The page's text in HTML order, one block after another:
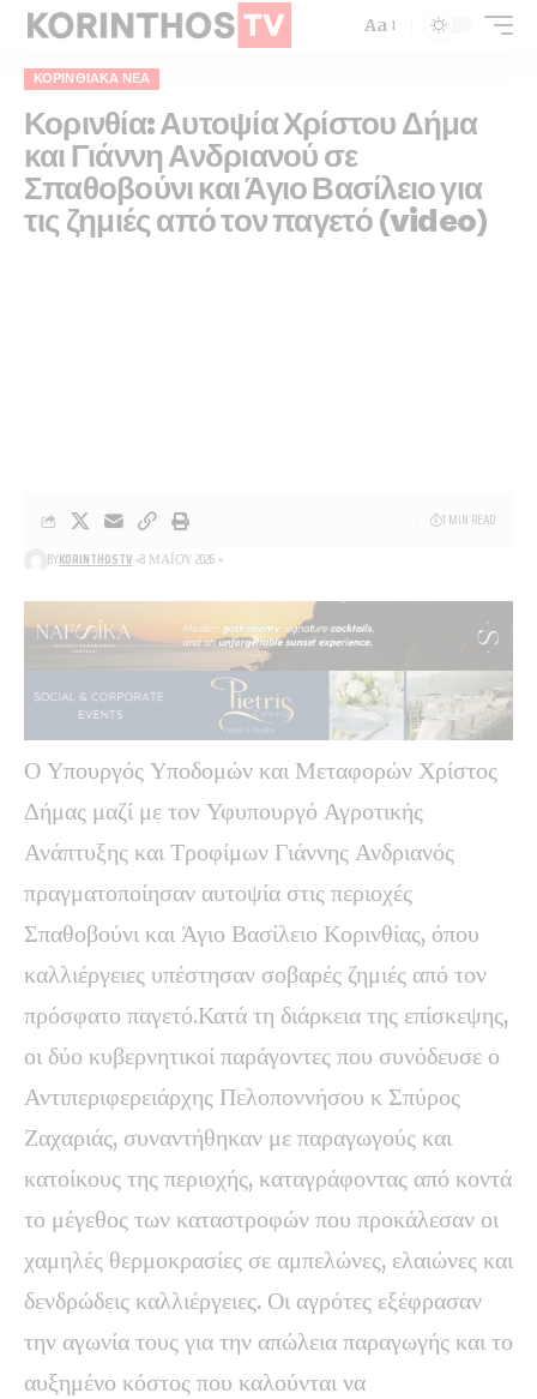
Aa
ΚΟΡΙΝΘΙΑΚΆ ΝΈΑ
Κορινθία: Αυτοψία Χρίστου Δήμα
και Γιάννη Ανδριανού σε
Σπαθοβούνι και Άγιο Βασίλειο για
τις ζημιές από τον παγετό (video)
BYKORINTHOSTV 8 ΜΑΪ́ΟΥ 2026
1 MIN READ
Ο Υπουργός Υποδομών και Μεταφορών Χρίστος
Δήμας μαζί με τον Υφυπουργό Αγροτικής
Ανάπτυξης και Τροφίμων Γιάννης Ανδριανός
πραγματοποίησαν αυτοψία στις περιοχές
Σπαθοβούνι και Άγιο Βασίλειο Κορινθίας, όπου
καλλιέργειες υπέστησαν σοβαρές ζημιές από τον
πρόσφατο παγετό.Κατά τη διάρκεια της επίσκεψης,
οι δύο κυβερνητικοί παράγοντες που συνόδευσε ο
Αντιπεριφερειάρχης Πελοποννήσου κ Σπύρος
Ζαχαριάς, συναντήθηκαν με παραγωγούς και
κατοίκους της περιοχής, καταγράφοντας από κοντά
το μέγεθος των καταστροφών που προκάλεσαν οι
χαμηλές θερμοκρασίες σε αμπελώνες, ελαιώνες και
δενδρώδεις καλλιέργειες. Οι αγρότες εξέφρασαν
την αγωνία τους για την απώλεια παραγωγής και το
αυξημένο κόστος που καλούνται να